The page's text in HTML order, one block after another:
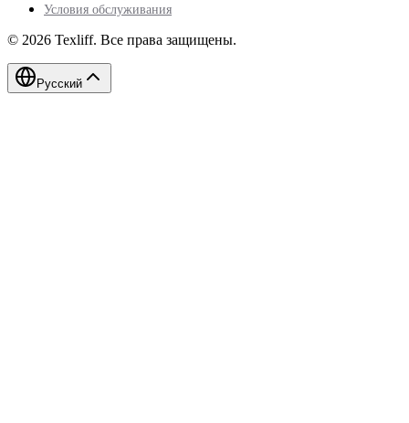
Условия обслуживания
© 2026 Texliff. Все права защищены.
Русский